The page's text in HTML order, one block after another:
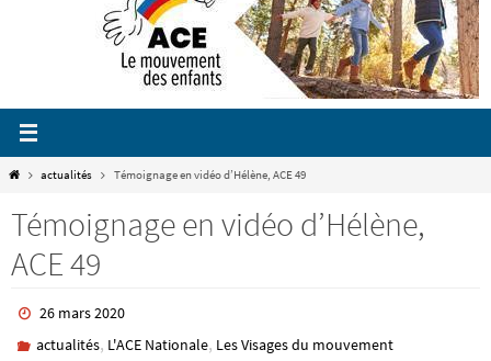
Homeactualités Témoignage en vidéo d’Hélène, ACE 49
Témoignage en vidéo d’Hélène,
ACE 49
26 mars 2020
actualités, L'ACE Nationale, Les Visages du mouvement